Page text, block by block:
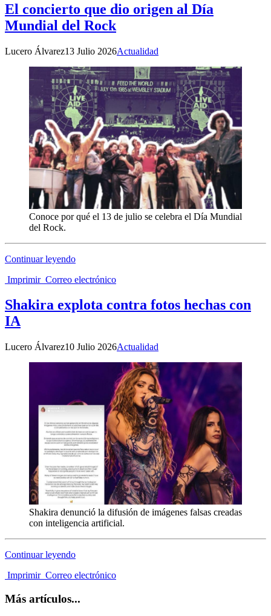
El concierto que dio origen al Día
Mundial del Rock
Lucero Álvarez13 Julio 2026Actualidad
Conoce por qué el 13 de julio se celebra el Día Mundial
del Rock.
Continuar leyendo
Imprimir Correo electrónico
Shakira explota contra fotos hechas con
IA
Lucero Álvarez10 Julio 2026Actualidad
Shakira denunció la difusión de imágenes falsas creadas
con inteligencia artificial.
Continuar leyendo
Imprimir Correo electrónico
Más artículos...